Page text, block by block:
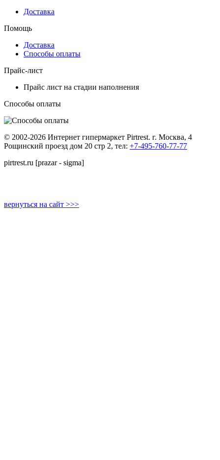
Доставка
Помощь
Доставка
Способы оплаты
Прайс-лист
Прайс лист на стадии наполнения
Способы оплаты
© 2002-2026 Интернет гипермаркет Pirtrest. г. Москва, 4
Рощинский проезд дом 20 стр 2, тел: +7-495-760-77-77
pirtrest.ru [prazar - sigma]
вернуться на сайт >>>